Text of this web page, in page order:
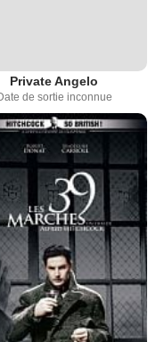
Private Angelo
de sortie inconnue